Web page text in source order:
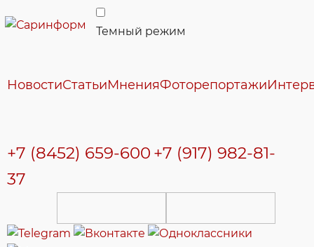
Темный режим
НовостиСтатьиМненияФоторепортажи
+7 (8452) 659-600 +7 (917) 982-81-
37